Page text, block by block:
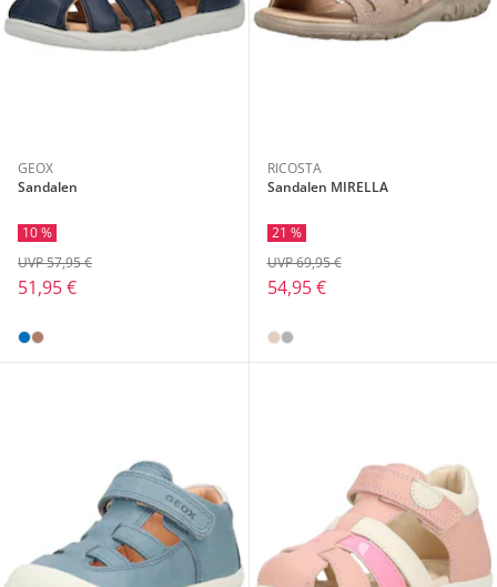
GEOX
Sandalen
10 %
51,95 €
UVP 57,95 €
RICOSTA
Sandalen MIRELLA
21 %
54,95 €
UVP 69,95 €